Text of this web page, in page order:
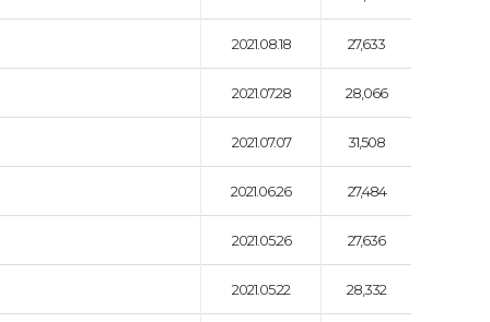
2021.08.18 27,633
2021.07.28 28,066
2021.07.07 31,508
2021.06.26 27,484
2021.05.26 27,636
2021.05.22 28,332